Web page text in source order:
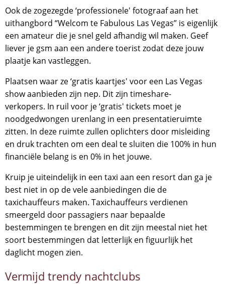
Ook de zogezegde ‘professionele' fotograaf aan het
uithangbord “Welcom te Fabulous Las Vegas” is eigenlijk
een amateur die je snel geld afhandig wil maken. Geef
liever je gsm aan een andere toerist zodat deze jouw
plaatje kan vastleggen.
Plaatsen waar ze ‘gratis kaartjes' voor een Las Vegas
show aanbieden zijn nep. Dit zijn timeshare-
verkopers. In ruil voor je ‘gratis' tickets moet je
noodgedwongen urenlang in een presentatieruimte
zitten. In deze ruimte zullen oplichters door misleiding
en druk trachten om een ​​deal te sluiten die 100% in hun
financiële belang is en 0% in het jouwe.
Kruip je uiteindelijk in een taxi aan een resort dan ga je
best niet in op de vele aanbiedingen die de
taxichauffeurs maken. Taxichauffeurs verdienen
smeergeld door passagiers naar bepaalde
bestemmingen te brengen en dit zijn meestal niet het
soort bestemmingen dat letterlijk en figuurlijk het
daglicht mogen zien.
Vermijd trendy nachtclubs